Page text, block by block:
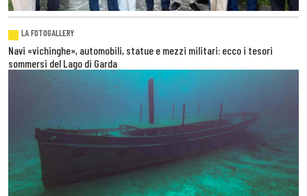
LA FOTOGALLERY
Navi «vichinghe», automobili, statue e mezzi militari: ecco i tesori
sommersi del Lago di Garda